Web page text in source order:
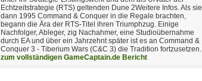
Echtzeitstrategie (RTS) geltenden Dune 2Weitere Infos. Als sie
dann 1995 Command & Conquer in die Regale brachten,
begann die Ära der RTS-Titel ihren Triumphzug. Einige
Nachfolger, Ableger, zig Nachahmer, eine Studioübernahme
durch EA und über ein Jahrzehnt später ist es an Command &
Conquer 3 - Tiberium Wars (C&C 3) die Tradition fortzusetzen.
zum vollständigen GameCaptain.de Bericht